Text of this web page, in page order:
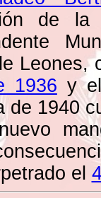
de
1936 y
de 1940
el